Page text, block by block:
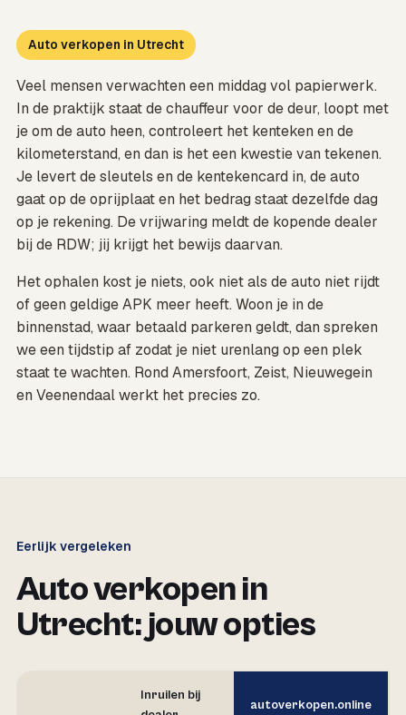
Auto verkopen in Utrecht
Veel mensen verwachten een middag vol papierwerk.
In de praktijk staat de chauffeur voor de deur, loopt met
je om de auto heen, controleert het kenteken en de
kilometerstand, en dan is het een kwestie van tekenen.
Je levert de sleutels en de kentekencard in, de auto
gaat op de oprijplaat en het bedrag staat dezelfde dag
op je rekening. De vrijwaring meldt de kopende dealer
bij de RDW; jij krijgt het bewijs daarvan.
Het ophalen kost je niets, ook niet als de auto niet rijdt
of geen geldige APK meer heeft. Woon je in de
binnenstad, waar betaald parkeren geldt, dan spreken
we een tijdstip af zodat je niet urenlang op een plek
staat te wachten. Rond Amersfoort, Zeist, Nieuwegein
en Veenendaal werkt het precies zo.
Eerlijk vergeleken
Auto verkopen in
Utrecht: jouw opties
Inruilen bij
autoverkopen.online